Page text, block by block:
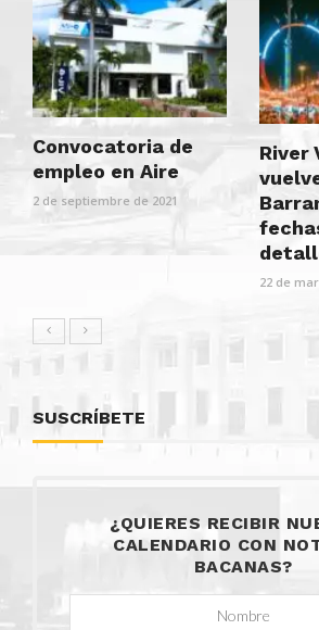
Convocatoria de
empleo en Aire
2 de septiembre de 2021
River
22 de
SUSCRÍBETE
¿QUIERES RECIBIR
CALENDARIO CON
BACANAS?